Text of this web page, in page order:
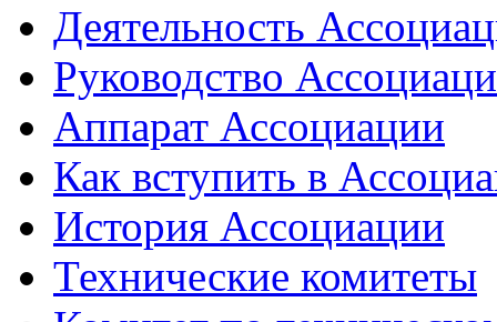
Деятельность
Руководство
Аппарат Ассоциации
Как вступить в
История Ассоциации
Технические комитеты